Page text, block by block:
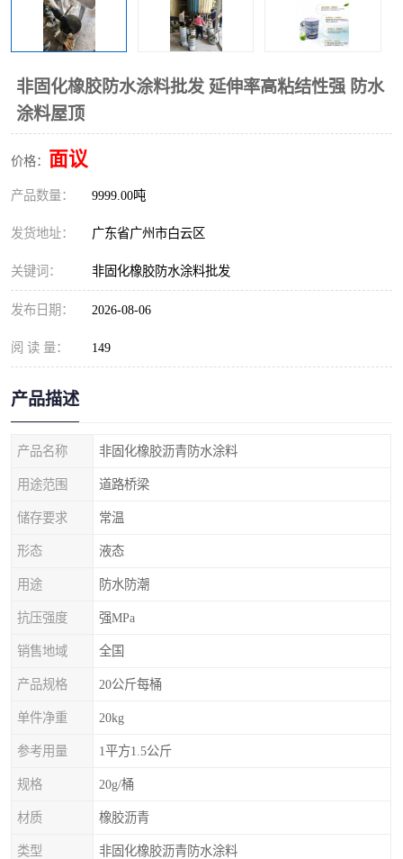
非固化橡胶防水涂料批发 延伸率高粘结性强 防水
涂料屋顶
价格： 面议
产品数量： 9999.00吨
发货地址： 广东省广州市白云区
关键词： 非固化橡胶防水涂料批发
发布日期： 2026-08-06
阅 读 量： 149
产品描述
产品名称 非固化橡胶沥青防水涂料
用途范围 道路桥梁
储存要求 常温
形态 液态
用途 防水防潮
抗压强度 强MPa
销售地域 全国
产品规格 20公斤每桶
单件净重 20kg
参考用量 1平方1.5公斤
规格 20g/桶
材质 橡胶沥青
类型 非固化橡胶沥青防水涂料